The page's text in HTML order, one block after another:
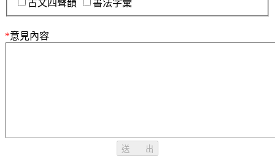
古文四聲韻
書法字彙
*意見內容
送 出